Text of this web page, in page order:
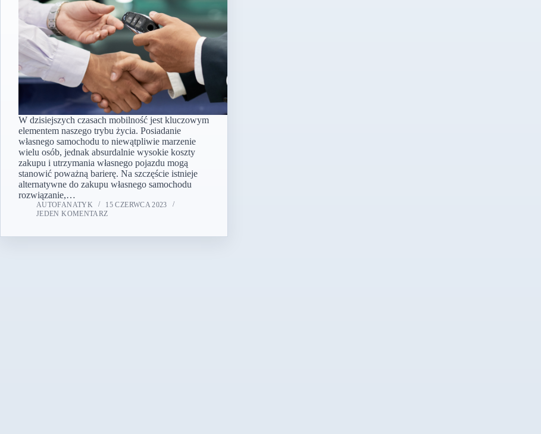
W dzisiejszych czasach mobilność jest kluczowym
elementem naszego trybu życia. Posiadanie
własnego samochodu to niewątpliwie marzenie
wielu osób, jednak absurdalnie wysokie koszty
zakupu i utrzymania własnego pojazdu mogą
stanowić poważną barierę. Na szczęście istnieje
alternatywne do zakupu własnego samochodu
rozwiązanie,…
AUTOFANATYK
15 CZERWCA 2023
JEDEN KOMENTARZ